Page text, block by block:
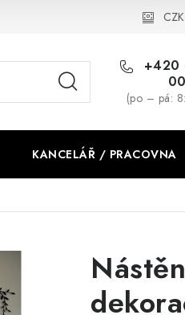
CZK
+420
(po – pá:
KANCELÁŘ / PRACOVNA